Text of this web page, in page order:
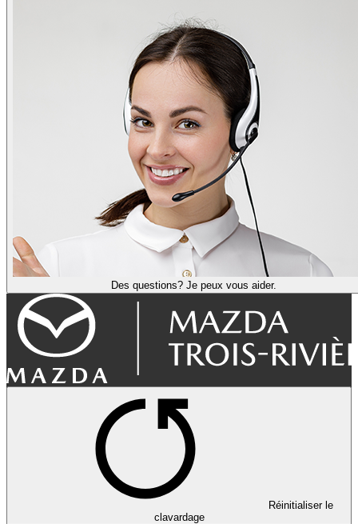
Des questions? Je peux vous aider.
Réinitialiser le
clavardage